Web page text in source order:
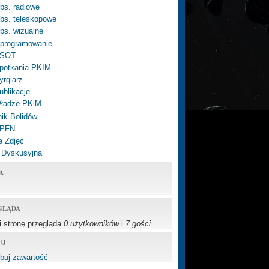
radiowe
teleskopowe
wizualne
PKIM
PKiM
Bolidów
Zdjęć
stronę przegląda 0 użytkownikówi 7 gości